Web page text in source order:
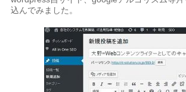
込んでみました。